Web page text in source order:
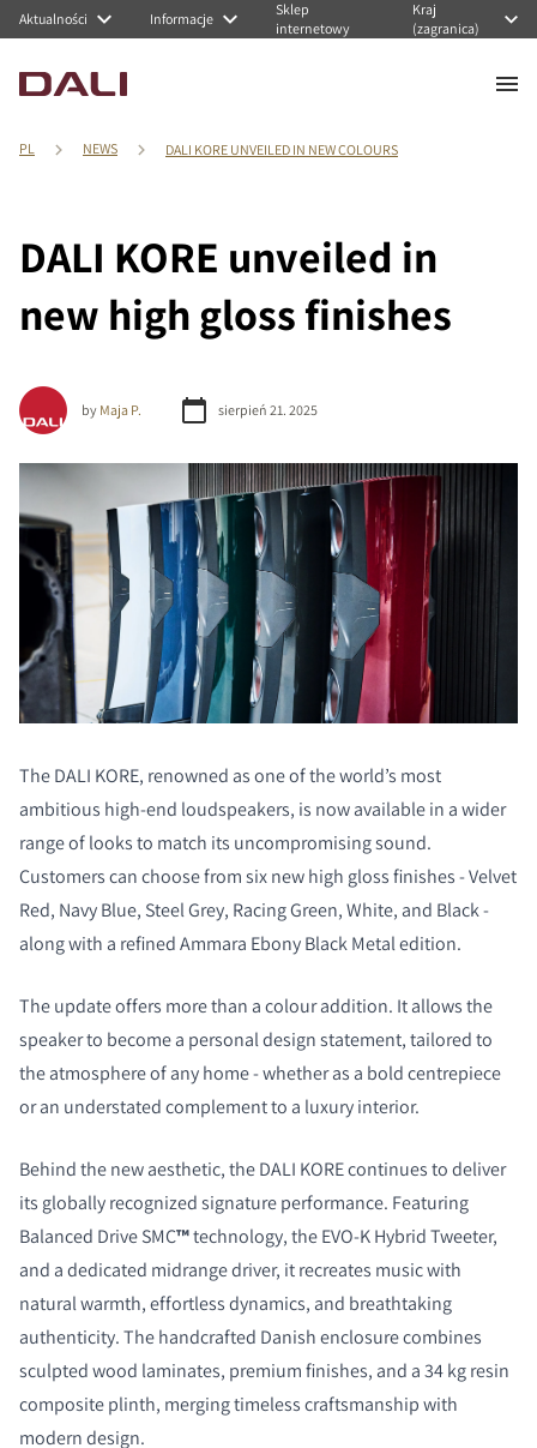
Aktualności Informacje
Sklep
internetowy
Kraj
(zagranica)
PL NEWS DALI KORE UNVEILED IN NEW COLOURS
DALI KORE unveiled in
new high gloss finishes
by Maja P. sierpień 21. 2025
The DALI KORE, renowned as one of the world’s most
ambitious high-end loudspeakers, is now available in a wider
range of looks to match its uncompromising sound.
Customers can choose from six new high gloss finishes - Velvet
Red, Navy Blue, Steel Grey, Racing Green, White, and Black -
along with a refined Ammara Ebony Black Metal edition.
The update offers more than a colour addition. It allows the
speaker to become a personal design statement, tailored to
the atmosphere of any home - whether as a bold centrepiece
or an understated complement to a luxury interior.
Behind the new aesthetic, the DALI KORE continues to deliver
its globally recognized signature performance. Featuring
Balanced Drive SMC™technology, the EVO-K Hybrid Tweeter,
and a dedicated midrange driver, it recreates music with
natural warmth, effortless dynamics, and breathtaking
authenticity. The handcrafted Danish enclosure combines
sculpted wood laminates, premium finishes, and a 34 kg resin
composite plinth, merging timeless craftsmanship with
modern design.